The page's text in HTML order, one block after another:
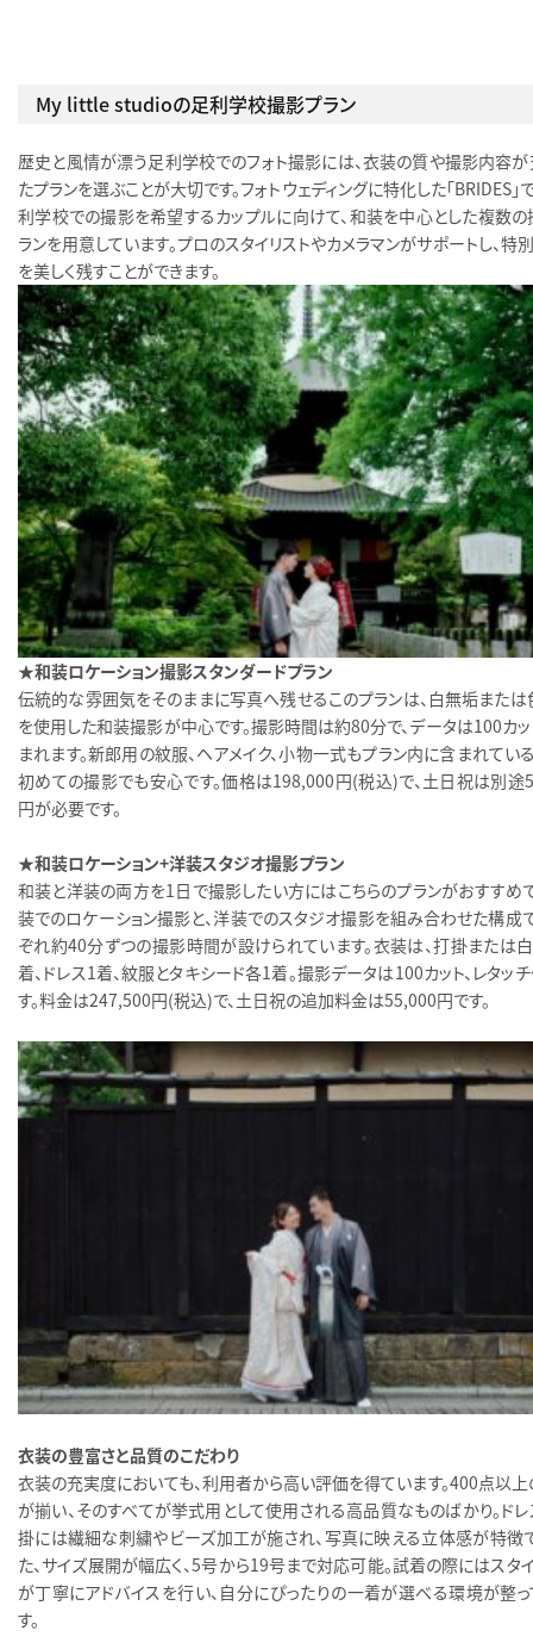
My little studioの足利学校撮影プラン
歴史と風情が漂う足利学校でのフォト撮影には、衣装の質や撮影内容
たプランを選ぶことが大切です。フォトウェディングに特化した「BRIDES」
利学校での撮影を希望するカップルに向けて、和装を中心とした複数
ランを用意しています。プロのスタイリストやカメラマンがサポートし、特
を美しく残すことができます。
★和装ロケーション撮影スタンダードプラン
伝統的な雰囲気をそのままに写真へ残せるこのプランは、白無垢また
を使用した和装撮影が中心です。撮影時間は約80分で、データは100カ
まれます。新郎用の紋服、ヘアメイク、小物一式もプラン内に含まれてい
初めての撮影でも安心です。価格は198,000円（税込）で、土日祝は別
円が必要です。
★和装ロケーション＋洋装スタジオ撮影プラン
和装と洋装の両方を1日で撮影したい方にはこちらのプランがおすすめ
装でのロケーション撮影と、洋装でのスタジオ撮影を組み合わせた構成
ぞれ約40分ずつの撮影時間が設けられています。衣装は、打掛または
着、ドレス1着、紋服とタキシード各1着。撮影データは100カット、レタッ
す。料金は247,500円（税込）で、土日祝の追加料金は55,000円です。
衣装の豊富さと品質のこだわり
衣装の充実度においても、利用者から高い評価を得ています。400点以
が揃い、そのすべてが挙式用として使用される高品質なものばかり。ド
掛には繊細な刺繍やビーズ加工が施され、写真に映える立体感が特徴
た、サイズ展開が幅広く、5号から19号まで対応可能。試着の際にはスタ
が丁寧にアドバイスを行い、自分にぴったりの一着が選べる環境が整
す。